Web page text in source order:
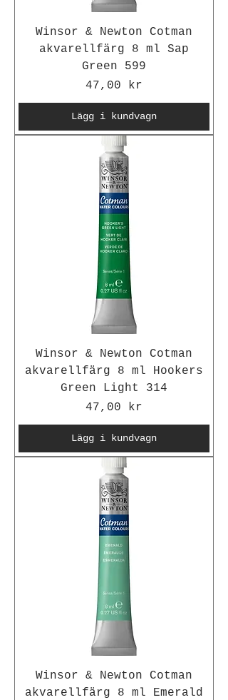
Winsor & Newton Cotman
akvarellfärg 8 ml Sap
Green 599
Pris
47,00 kr
Lägg i kundvagn
Winsor & Newton Cotman
akvarellfärg 8 ml Hookers
Green Light 314
Pris
47,00 kr
Lägg i kundvagn
Winsor & Newton Cotman
akvarellfärg 8 ml Emerald